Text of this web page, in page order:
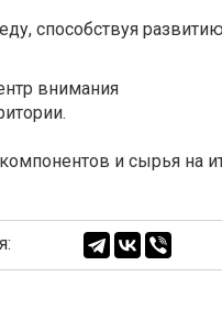
способствуя
внимания
и сырья на